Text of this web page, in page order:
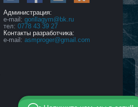
Администрация:
е-mail: gorillagym@bk.ru
тел: 0778 43 39 27
Контакты разработчика:
e-mail: asmproger@gmail.com